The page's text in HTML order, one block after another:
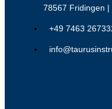
78567 Fridingen |
+49 7463